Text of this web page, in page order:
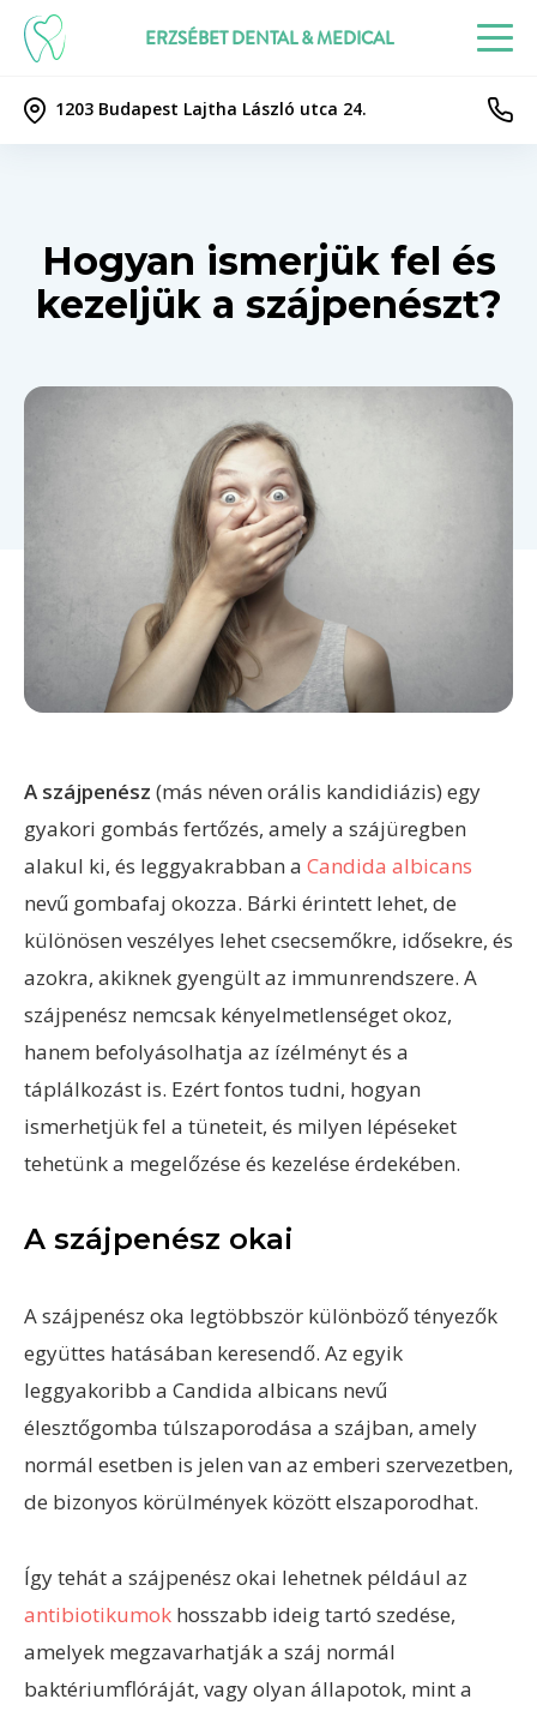
ERZSÉBET DENTAL & MEDICAL
1203 Budapest Lajtha László utca 24.
Hogyan ismerjük fel és
kezeljük a szájpenészt?
A szájpenész (más néven orális kandidiázis) egy
gyakori gombás fertőzés, amely a szájüregben
alakul ki, és leggyakrabban a Candida albicans
nevű gombafaj okozza. Bárki érintett lehet, de
különösen veszélyes lehet csecsemőkre, idősekre, és
azokra, akiknek gyengült az immunrendszere. A
szájpenész nemcsak kényelmetlenséget okoz,
hanem befolyásolhatja az ízélményt és a
táplálkozást is. Ezért fontos tudni, hogyan
ismerhetjük fel a tüneteit, és milyen lépéseket
tehetünk a megelőzése és kezelése érdekében.
A szájpenész okai
A szájpenész oka legtöbbször különböző tényezők
együttes hatásában keresendő. Az egyik
leggyakoribb a Candida albicans nevű
élesztőgomba túlszaporodása a szájban, amely
normál esetben is jelen van az emberi szervezetben,
de bizonyos körülmények között elszaporodhat.
Így tehát a szájpenész okai lehetnek például az
antibiotikumok hosszabb ideig tartó szedése,
amelyek megzavarhatják a száj normál
baktériumflóráját, vagy olyan állapotok, mint a